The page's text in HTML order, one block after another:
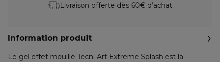
Livraison offerte dès 60€ d’achat
Information produit
Le gel effet mouillé Tecni Art Extreme Splash est la